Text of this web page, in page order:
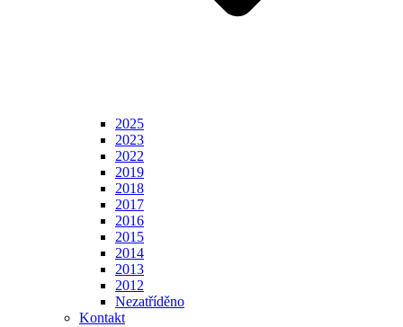
2025
2023
2022
2019
2018
2017
2016
2015
2014
2013
2012
Nezatříděno
Kontakt